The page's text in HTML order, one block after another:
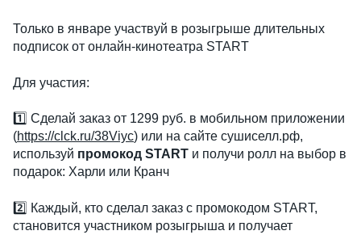
Только в январе участвуй в розыгрыше длительных
подписок от онлайн-кинотеатра START
Для участия:
1️⃣ Сделай заказ от 1299 руб. в мобильном приложении
(https://clck.ru/38Viyc) или на сайте сушиселл.рф,
используй промокод START и получи ролл на выбор в
подарок: Харли или Кранч
2️⃣ Каждый, кто сделал заказ с промокодом START,
становится участником розыгрыша и получает